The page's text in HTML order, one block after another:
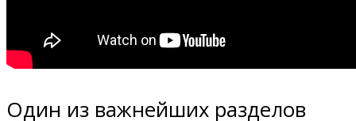
Один из важнейших разделов